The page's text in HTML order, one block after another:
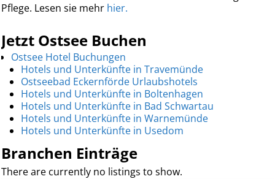
Pflege. Lesen sie mehr hier.
Jetzt Ostsee Buchen
Ostsee Hotel Buchungen
Hotels und Unterkünfte in Travemünde
Ostseebad Eckernförde Urlaubshotels
Hotels und Unterkünfte in Boltenhagen
Hotels und Unterkünfte in Bad Schwartau
Hotels und Unterkünfte in Warnemünde
Hotels und Unterkünfte in Usedom
Branchen Einträge
There are currently no listings to show.